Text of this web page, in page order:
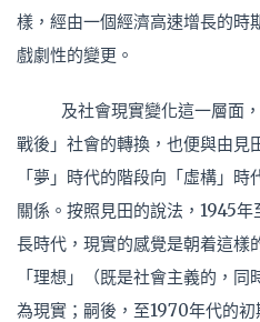
樣，經由一個經濟高速增長的時
戲劇性的變更。
及社會現實變化這一層面
戰後」社會的轉換，也便與由見
「夢」時代的階段向「虛構」
關係。按照見田的說法，1945
長時代，現實的感覺是朝着這樣
「理想」（既是社會主義的，同
為現實；嗣後，至1970年代的